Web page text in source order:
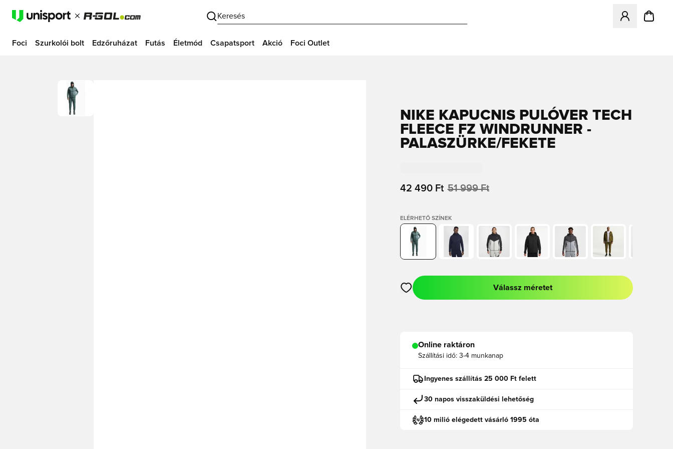
Keresés
Megnyit egy
Foci Szurkolói bolt Edzőruházat Futás Életmód Csapatsport Akció Foci Outlet
NIKE KAPUCNIS PULÓVER TECH
FLEECE FZ WINDRUNNER -
PALASZÜRKE/FEKETE
42 490 Ft 51 999 Ft
ELÉRHETŐ SZÍNEK
Megnyit egy modált a bejelentkezéshez vagy a tagként való regisztrációhoz
Válassz méretet
Online raktáron
Szállítási idő: 3-4 munkanap
Ingyenes szállítás 25 000 Ft felett
30 napos visszaküldési lehetőség
10 milió elégedett vásárló 1995 óta